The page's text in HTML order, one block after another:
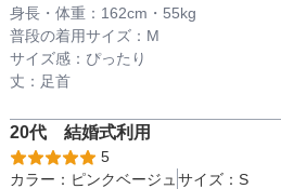
透け感 デコルテ・腕
着丈目安
身長・体重： 162cm・ 55kg
普段の着用サイズ： M
サイズ感： ぴったり
丈： 足首
20代 結婚式利用
5
カラー： ピンクベージュ サイズ： S